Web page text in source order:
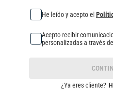
He leído y acepto el
Acepto recibir
personalizadas a través
¿Ya eres cliente?